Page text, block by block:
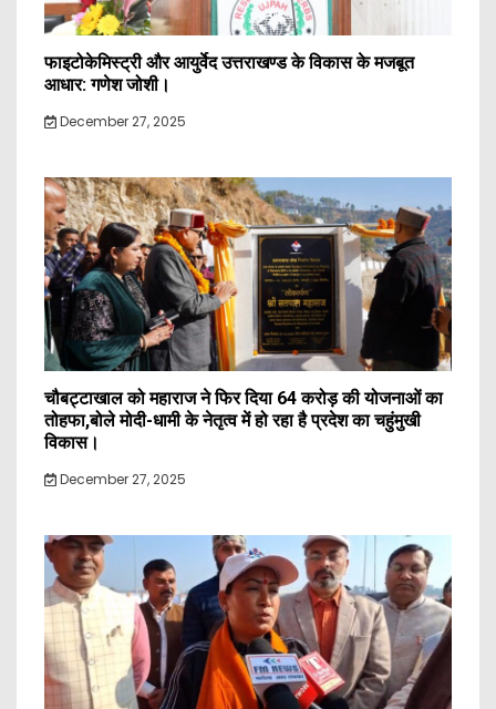
फाइटोकेमिस्ट्री और आयुर्वेद उत्तराखण्ड के विकास के मजबूत
आधार: गणेश जोशी।
December 27, 2025
चौबट्टाखाल को महाराज ने फिर दिया 64 करोड़ की योजनाओं का
तोहफा,बोले मोदी-धामी के नेतृत्व में हो रहा है प्रदेश का चहुंमुखी
विकास।
December 27, 2025